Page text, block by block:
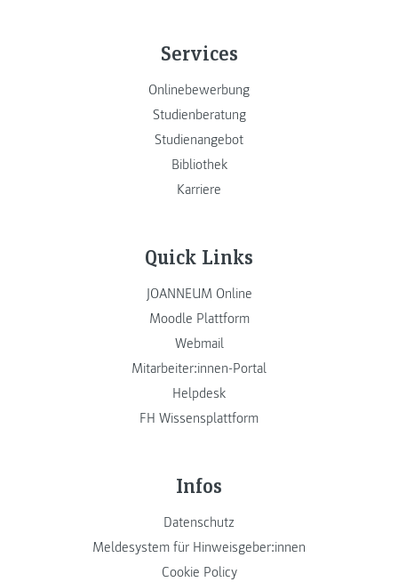
Services
Onlinebewerbung
Studienberatung
Studienangebot
Bibliothek
Karriere
Quick Links
JOANNEUM Online
Moodle Plattform
Webmail
Mitarbeiter:innen-Portal
Helpdesk
FH Wissensplattform
Infos
Datenschutz
Meldesystem für Hinweisgeber:innen
Cookie Policy